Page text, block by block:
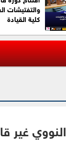
والتفتيشات
كلية القيادة
أثناء
غير